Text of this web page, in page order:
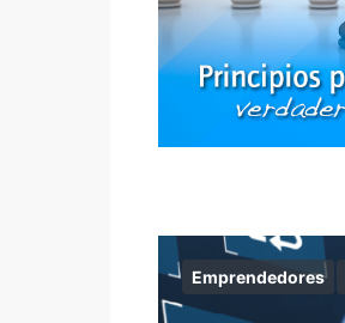
Emprendedores